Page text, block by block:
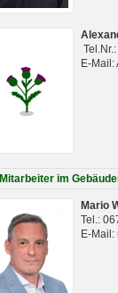
E-Mail:
Mitarbeiter im
Mario
Tel.:
E-